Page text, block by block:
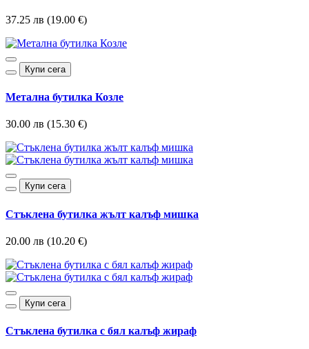
37.25 лв (19.00 €)
Купи сега
Метална бутилка Козле
30.00 лв (15.30 €)
Купи сега
Стъклена бутилка жълт калъф мишка
20.00 лв (10.20 €)
Купи сега
Стъклена бутилка с бял калъф жираф